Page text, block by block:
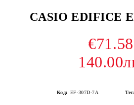
CASIO EDIFICE
€71.58
Код: EF-307D-7A